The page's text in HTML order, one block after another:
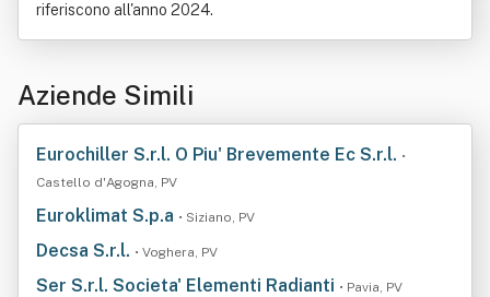
riferiscono all'anno 2024.
Aziende Simili
Eurochiller S.r.l. O Piu' Brevemente Ec S.r.l. •
Castello d'Agogna, PV
Euroklimat S.p.a • Siziano, PV
Decsa S.r.l. • Voghera, PV
Ser S.r.l. Societa' Elementi Radianti • Pavia, PV